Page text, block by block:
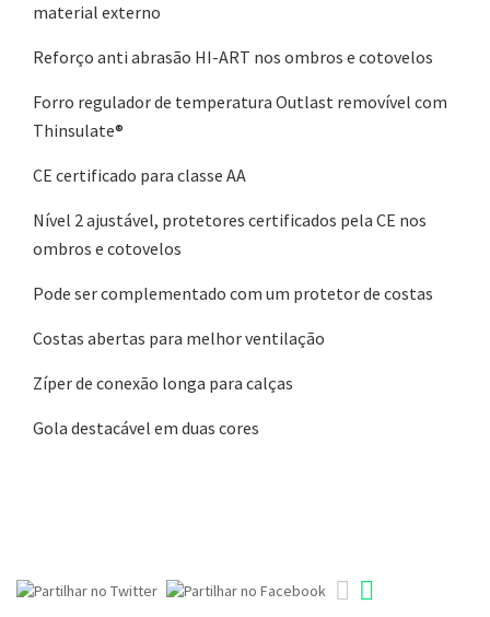
material externo
Reforço anti abrasão HI-ART nos ombros e cotovelos
Forro regulador de temperatura Outlast removível com
Thinsulate®
CE certificado para classe AA
Nível 2 ajustável, protetores certificados pela CE nos
ombros e cotovelos
Pode ser complementado com um protetor de costas
Costas abertas para melhor ventilação
Zíper de conexão longa para calças
Gola destacável em duas cores